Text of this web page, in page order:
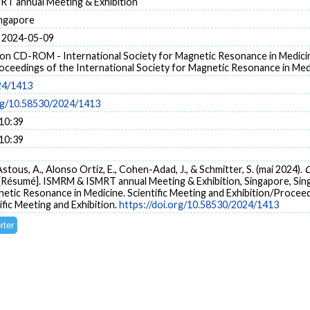
05-09
CD-ROM - International Society for Magnetic Resonance in
of the International Society for Magnetic Resonance in
1413
10.58530/2024/1413
A., Alonso Ortiz, E., Cohen-Adad, J., & Schmitter, S. (mai 2024).
ISMRM & ISMRT annual Meeting & Exhibition, Singapore,
Resonance in Medicine. Scientific Meeting and Exhibition/
Meeting and Exhibition.https://doi.org/10.58530/2024/1413